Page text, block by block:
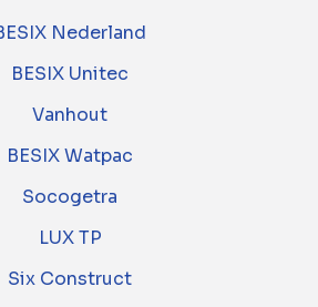
Nederland
BESIX Unitec
Vanhout
BESIX Watpac
Socogetra
LUX TP
Six Construct